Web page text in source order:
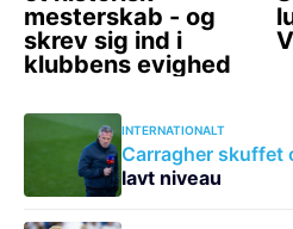
INTERNATIONALT
Carragher skuffet
lavt niveau